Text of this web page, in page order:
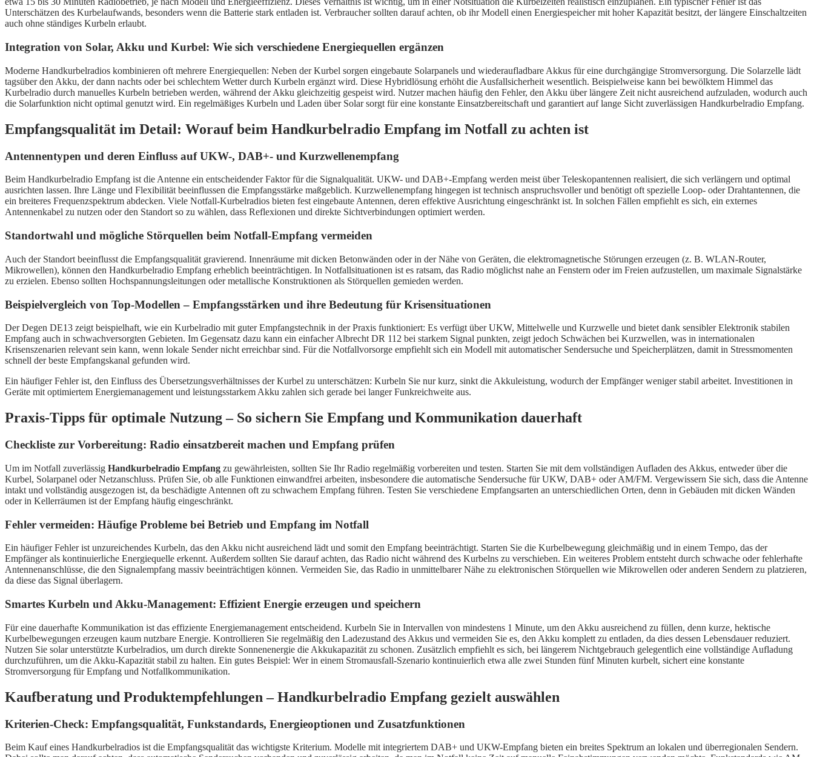
Unterschätzen des Kurbelaufwands, besonders wenn die Batterie stark entladen ist. Verbraucher sollten darauf achten, ob ihr Modell einen Energiespeicher mit hoher Kapazität besitzt, der längere Einschaltzeiten
auch ohne ständiges Kurbeln erlaubt.
Integration von Solar, Akku und Kurbel: Wie sich verschiedene Energiequellen ergänzen
Moderne Handkurbelradios kombinieren oft mehrere Energiequellen: Neben der Kurbel sorgen eingebaute Solarpanels und wiederaufladbare Akkus für eine durchgängige Stromversorgung. Die Solarzelle lädt
tagsüber den Akku, der dann nachts oder bei schlechtem Wetter durch Kurbeln ergänzt wird. Diese Hybridlösung erhöht die Ausfallsicherheit wesentlich. Beispielweise kann bei bewölktem Himmel das
Kurbelradio durch manuelles Kurbeln betrieben werden, während der Akku gleichzeitig gespeist wird. Nutzer machen häufig den Fehler, den Akku über längere Zeit nicht ausreichend aufzuladen, wodurch auch
die Solarfunktion nicht optimal genutzt wird. Ein regelmäßiges Kurbeln und Laden über Solar sorgt für eine konstante Einsatzbereitschaft und garantiert auf lange Sicht zuverlässigen Handkurbelradio Empfang.
Empfangsqualität im Detail: Worauf beim Handkurbelradio Empfang im Notfall zu achten ist
Antennentypen und deren Einfluss auf UKW-, DAB+- und Kurzwellenempfang
Beim Handkurbelradio Empfang ist die Antenne ein entscheidender Faktor für die Signalqualität. UKW- und DAB+-Empfang werden meist über Teleskopantennen realisiert, die sich verlängern und optimal
ausrichten lassen. Ihre Länge und Flexibilität beeinflussen die Empfangsstärke maßgeblich. Kurzwellenempfang hingegen ist technisch anspruchsvoller und benötigt oft spezielle Loop- oder Drahtantennen, die
ein breiteres Frequenzspektrum abdecken. Viele Notfall-Kurbelradios bieten fest eingebaute Antennen, deren effektive Ausrichtung eingeschränkt ist. In solchen Fällen empfiehlt es sich, ein externes
Antennenkabel zu nutzen oder den Standort so zu wählen, dass Reflexionen und direkte Sichtverbindungen optimiert werden.
Standortwahl und mögliche Störquellen beim Notfall-Empfang vermeiden
Auch der Standort beeinflusst die Empfangsqualität gravierend. Innenräume mit dicken Betonwänden oder in der Nähe von Geräten, die elektromagnetische Störungen erzeugen (z. B. WLAN-Router,
Mikrowellen), können den Handkurbelradio Empfang erheblich beeinträchtigen. In Notfallsituationen ist es ratsam, das Radio möglichst nahe an Fenstern oder im Freien aufzustellen, um maximale Signalstärke
zu erzielen. Ebenso sollten Hochspannungsleitungen oder metallische Konstruktionen als Störquellen gemieden werden.
Beispielvergleich von Top-Modellen – Empfangsstärken und ihre Bedeutung für Krisensituationen
Der Degen DE13 zeigt beispielhaft, wie ein Kurbelradio mit guter Empfangstechnik in der Praxis funktioniert: Es verfügt über UKW, Mittelwelle und Kurzwelle und bietet dank sensibler Elektronik stabilen
Empfang auch in schwachversorgten Gebieten. Im Gegensatz dazu kann ein einfacher Albrecht DR 112 bei starkem Signal punkten, zeigt jedoch Schwächen bei Kurzwellen, was in internationalen
Krisenszenarien relevant sein kann, wenn lokale Sender nicht erreichbar sind. Für die Notfallvorsorge empfiehlt sich ein Modell mit automatischer Sendersuche und Speicherplätzen, damit in Stressmomenten
schnell der beste Empfangskanal gefunden wird.
Ein häufiger Fehler ist, den Einfluss des Übersetzungsverhältnisses der Kurbel zu unterschätzen: Kurbeln Sie nur kurz, sinkt die Akkuleistung, wodurch der Empfänger weniger stabil arbeitet. Investitionen in
Geräte mit optimiertem Energiemanagement und leistungsstarkem Akku zahlen sich gerade bei langer Funkreichweite aus.
Praxis-Tipps für optimale Nutzung – So sichern Sie Empfang und Kommunikation dauerhaft
Checkliste zur Vorbereitung: Radio einsatzbereit machen und Empfang prüfen
Um im Notfall zuverlässig Handkurbelradio Empfang zu gewährleisten, sollten Sie Ihr Radio regelmäßig vorbereiten und testen. Starten Sie mit dem vollständigen Aufladen des Akkus, entweder über die
Kurbel, Solarpanel oder Netzanschluss. Prüfen Sie, ob alle Funktionen einwandfrei arbeiten, insbesondere die automatische Sendersuche für UKW, DAB+ oder AM/FM. Vergewissern Sie sich, dass die Antenne
intakt und vollständig ausgezogen ist, da beschädigte Antennen oft zu schwachem Empfang führen. Testen Sie verschiedene Empfangsarten an unterschiedlichen Orten, denn in Gebäuden mit dicken Wänden
oder in Kellerräumen ist der Empfang häufig eingeschränkt.
Fehler vermeiden: Häufige Probleme bei Betrieb und Empfang im Notfall
Ein häufiger Fehler ist unzureichendes Kurbeln, das den Akku nicht ausreichend lädt und somit den Empfang beeinträchtigt. Starten Sie die Kurbelbewegung gleichmäßig und in einem Tempo, das der
Empfänger als kontinuierliche Energiequelle erkennt. Außerdem sollten Sie darauf achten, das Radio nicht während des Kurbelns zu verschieben. Ein weiteres Problem entsteht durch schwache oder fehlerhafte
Antennenanschlüsse, die den Signalempfang massiv beeinträchtigen können. Vermeiden Sie, das Radio in unmittelbarer Nähe zu elektronischen Störquellen wie Mikrowellen oder anderen Sendern zu platzieren,
da diese das Signal überlagern.
Smartes Kurbeln und Akku-Management: Effizient Energie erzeugen und speichern
Für eine dauerhafte Kommunikation ist das effiziente Energiemanagement entscheidend. Kurbeln Sie in Intervallen von mindestens 1 Minute, um den Akku ausreichend zu füllen, denn kurze, hektische
Kurbelbewegungen erzeugen kaum nutzbare Energie. Kontrollieren Sie regelmäßig den Ladezustand des Akkus und vermeiden Sie es, den Akku komplett zu entladen, da dies dessen Lebensdauer reduziert.
Nutzen Sie solar unterstützte Kurbelradios, um durch direkte Sonnenenergie die Akkukapazität zu schonen. Zusätzlich empfiehlt es sich, bei längerem Nichtgebrauch gelegentlich eine vollständige Aufladung
durchzuführen, um die Akku-Kapazität stabil zu halten. Ein gutes Beispiel: Wer in einem Stromausfall-Szenario kontinuierlich etwa alle zwei Stunden fünf Minuten kurbelt, sichert eine konstante
Stromversorgung für Empfang und Notfallkommunikation.
Kaufberatung und Produktempfehlungen – Handkurbelradio Empfang gezielt auswählen
Kriterien-Check: Empfangsqualität, Funkstandards, Energieoptionen und Zusatzfunktionen
Beim Kauf eines Handkurbelradios ist die Empfangsqualität das wichtigste Kriterium. Modelle mit integriertem DAB+ und UKW-Empfang bieten ein breites Spektrum an lokalen und überregionalen Sendern.